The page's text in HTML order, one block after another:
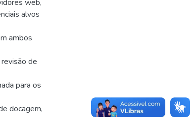
web,
alvos
ambos
de
para os
docagem,